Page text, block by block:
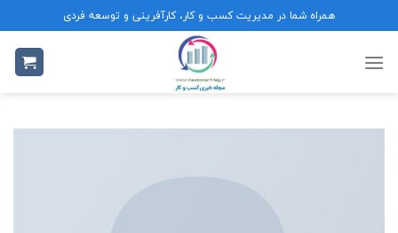
to
content
همراه شما در مدیریت کسب و کار، کارآفرینی و توسعه فردی